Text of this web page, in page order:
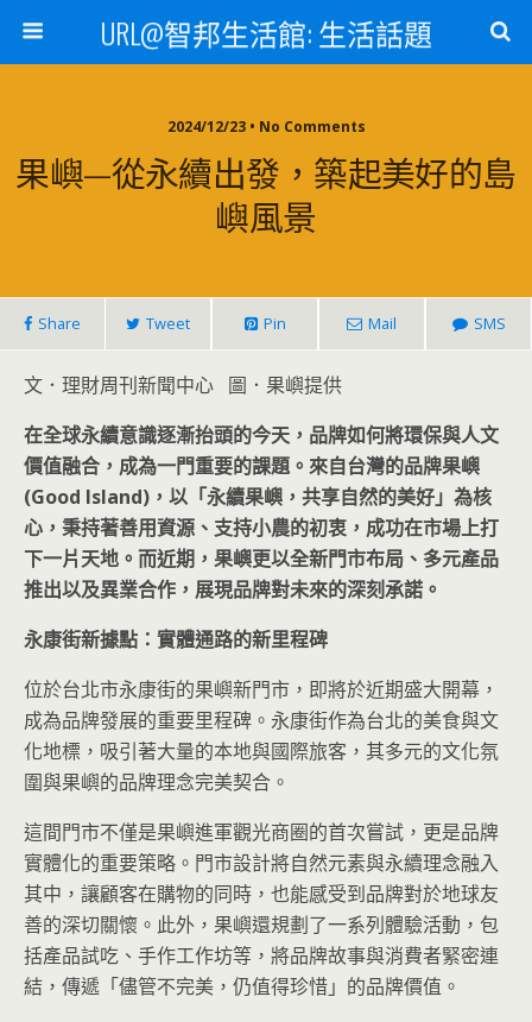
URL@智邦生活館: 生活話題
2024/12/23 • No Comments
果嶼—從永續出發，築起美好的島
嶼風景
Share Tweet Pin Mail SMS
文．理財周刊新聞中心 圖．果嶼提供
在全球永續意識逐漸抬頭的今天，品牌如何將環保與人文
價值融合，成為一門重要的課題。來自台灣的品牌果嶼
(Good Island) ，以「永續果嶼，共享自然的美好」為核
心，秉持著善用資源、支持小農的初衷，成功在市場上打
下一片天地。而近期，果嶼更以全新門市布局、多元產品
推出以及異業合作，展現品牌對未來的深刻承諾。
永康街新據點：實體通路的新里程碑
位於台北市永康街的果嶼新門市，即將於近期盛大開幕，
成為品牌發展的重要里程碑。永康街作為台北的美食與文
化地標，吸引著大量的本地與國際旅客，其多元的文化氛
圍與果嶼的品牌理念完美契合。
這間門市不僅是果嶼進軍觀光商圈的首次嘗試，更是品牌
實體化的重要策略。門市設計將自然元素與永續理念融入
其中，讓顧客在購物的同時，也能感受到品牌對於地球友
善的深切關懷。此外，果嶼還規劃了一系列體驗活動，包
括產品試吃、手作工作坊等，將品牌故事與消費者緊密連
結，傳遞「儘管不完美，仍值得珍惜」的品牌價值。